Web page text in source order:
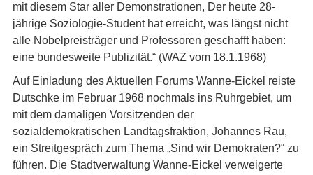
mit diesem Star aller Demonstrationen, Der heute 28-
jährige Soziologie-Student hat erreicht, was längst nicht
alle Nobelpreisträger und Professoren geschafft haben:
eine bundesweite Publizität.“ (WAZ vom 18.1.1968)
Auf Einladung des Aktuellen Forums Wanne-Eickel reiste
Dutschke im Februar 1968 nochmals ins Ruhrgebiet, um
mit dem damaligen Vorsitzenden der
sozialdemokratischen Landtagsfraktion, Johannes Rau,
ein Streitgespräch zum Thema „Sind wir Demokraten?“ zu
führen. Die Stadtverwaltung Wanne-Eickel verweigerte